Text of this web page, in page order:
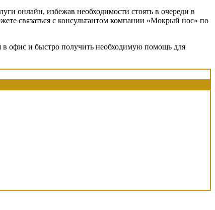
онлайн, избежав необходимости стоять в очереди в
связаться с консультантом компании «Мокрый нос» по
в офис и быстро получить необходимую помощь для